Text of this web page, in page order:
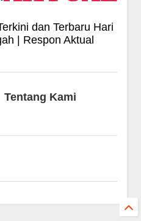
dan Terbaru Hari
| Respon Aktual
Tentang Kami